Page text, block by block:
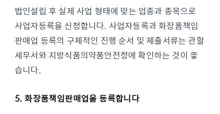
법인설립 후 실제 사업 형태에 맞는 업종과 종목으로
사업자등록을 신청합니다. 사업자등록과 화장품책임
판매업 등록의 구체적인 진행 순서 및 제출서류는 관할
세무서와 지방식품의약품안전청에 확인하는 것이 좋
습니다.
5. 화장품책임판매업을 등록합니다